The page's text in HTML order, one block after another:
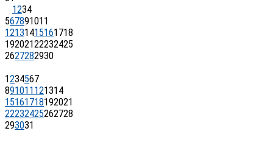
1234
567891011
12131415161718
19202122232425
2627282930
1234567
891011 121314
15161718192021
22232425262728
293031